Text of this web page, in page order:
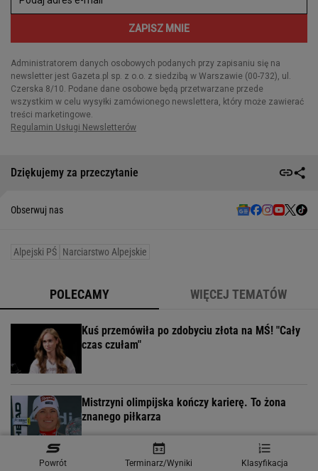
Dziękujemy za przeczytanie
Obserwuj nas
Alpejski PŚ Narciarstwo Alpejskie
POLECAMY WIĘCEJ TEMATÓW
Kuś przemówiła po zdobyciu złota na MŚ! "Cały
czas czułam"
Mistrzyni olimpijska kończy karierę. To żona
znanego piłkarza
Powrót Terminarz/Wyniki Klasyfikacja